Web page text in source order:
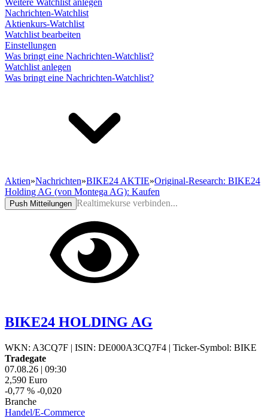
Weitere Watchlist anlegen
Nachrichten-Watchlist
Aktienkurs-Watchlist
Watchlist bearbeiten
Einstellungen
Was bringt eine Nachrichten-Watchlist?
Watchlist anlegen
Was bringt eine Nachrichten-Watchlist?
Aktien»Nachrichten»BIKE24 AKTIE»Original-Research: BIKE24
Holding AG (von Montega AG): Kaufen
Push Mitteilungen Realtimekurse verbinden...
BIKE24 HOLDING AG
WKN: A3CQ7F | ISIN: DE000A3CQ7F4 | Ticker-Symbol: BIKE
Tradegate
07.08.26 | 09:30
2,590 Euro
-0,77 % -0,020
Branche
Handel/E-Commerce